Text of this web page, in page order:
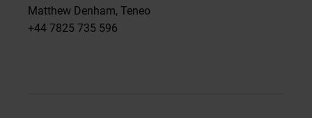
Matthew Denham, Teneo
+44 7825 735 596